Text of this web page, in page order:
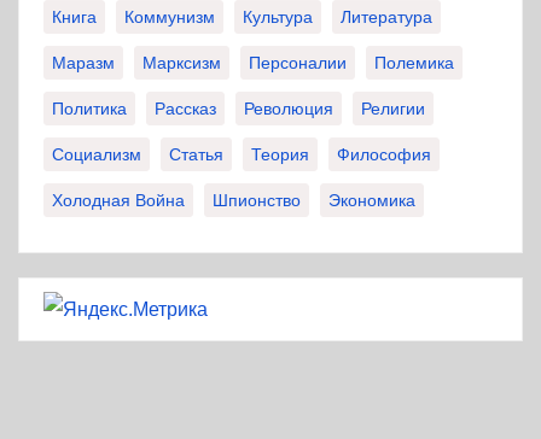
Книга Коммунизм Культура Литература
Маразм Марксизм Персоналии Полемика
Политика Рассказ Революция Религии
Социализм Статья Теория Философия
Холодная Война Шпионство Экономика